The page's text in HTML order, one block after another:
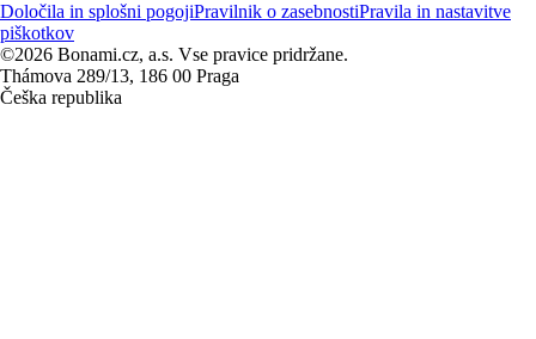
Določila in splošni pogojiPravilnik o zasebnostiPravila in nastavitve
piškotkov
©2026 Bonami.cz, a.s. Vse pravice pridržane.
Thámova 289/13, 186 00 Praga
Češka republika